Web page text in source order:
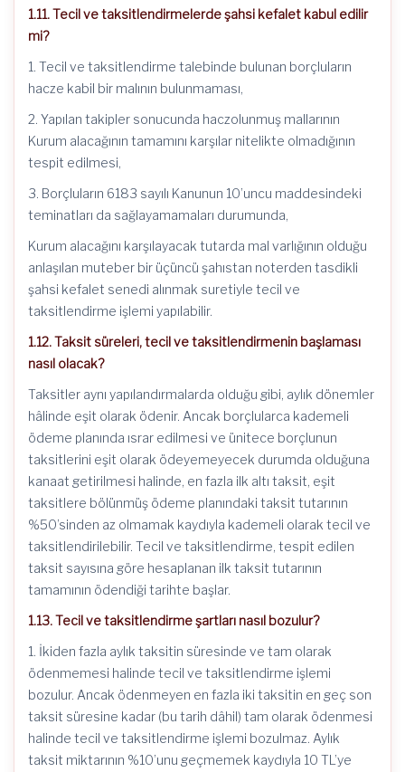
1.11. Tecil ve taksitlendirmelerde şahsi kefalet kabul edilir
mi?
1. Tecil ve taksitlendirme talebinde bulunan borçluların
hacze kabil bir malının bulunmaması,
2. Yapılan takipler sonucunda haczolunmuş mallarının
Kurum alacağının tamamını karşılar nitelikte olmadığının
tespit edilmesi,
3. Borçluların 6183 sayılı Kanunun 10’uncu maddesindeki
teminatları da sağlayamamaları durumunda,
Kurum alacağını karşılayacak tutarda mal varlığının olduğu
anlaşılan muteber bir üçüncü şahıstan noterden tasdikli
şahsi kefalet senedi alınmak suretiyle tecil ve
taksitlendirme işlemi yapılabilir.
1.12. Taksit süreleri, tecil ve taksitlendirmenin başlaması
nasıl olacak?
Taksitler aynı yapılandırmalarda olduğu gibi, aylık dönemler
hâlinde eşit olarak ödenir. Ancak borçlularca kademeli
ödeme planında ısrar edilmesi ve ünitece borçlunun
taksitlerini eşit olarak ödeyemeyecek durumda olduğuna
kanaat getirilmesi halinde, en fazla ilk altı taksit, eşit
taksitlere bölünmüş ödeme planındaki taksit tutarının
%50’sinden az olmamak kaydıyla kademeli olarak tecil ve
taksitlendirilebilir. Tecil ve taksitlendirme, tespit edilen
taksit sayısına göre hesaplanan ilk taksit tutarının
tamamının ödendiği tarihte başlar.
1.13. Tecil ve taksitlendirme şartları nasıl bozulur?
1. İkiden fazla aylık taksitin süresinde ve tam olarak
ödenmemesi halinde tecil ve taksitlendirme işlemi
bozulur. Ancak ödenmeyen en fazla iki taksitin en geç son
taksit süresine kadar (bu tarih dâhil) tam olarak ödenmesi
halinde tecil ve taksitlendirme işlemi bozulmaz. Aylık
taksit miktarının %10’unu geçmemek kaydıyla 10 TL’ye